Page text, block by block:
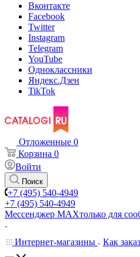
Вконтакте
Facebook
Twitter
Instagram
Telegram
YouTube
Одноклассники
Яндекс.Дзен
TikTok
Отложенные 0
Корзина 0
Войти
Поиск
+7 (495) 540-4949
+7 (495) 540-4949
Мессенджер МАХтолько для
Интернет-магазины Как